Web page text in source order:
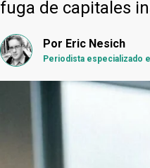
fuga de capitales
Por Eric Nesich
Periodista especializado